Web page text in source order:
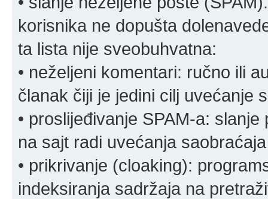
korisnika ne dopušta
ta lista nije sveobuhvatna:
• neželjeni komentari: ručno ili
članak čiji je jedini cilj uvećanje
• proslijeđivanje SPAM-a:
na sajt radi uvećanja
• prikrivanje (cloaking):
indeksiranja sadržaja na